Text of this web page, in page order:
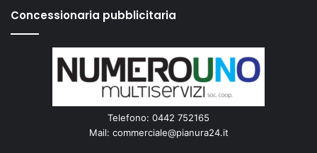
Concessionaria pubblicitaria
Telefono: 0442 752165
Mail: commerciale@pianura24.it